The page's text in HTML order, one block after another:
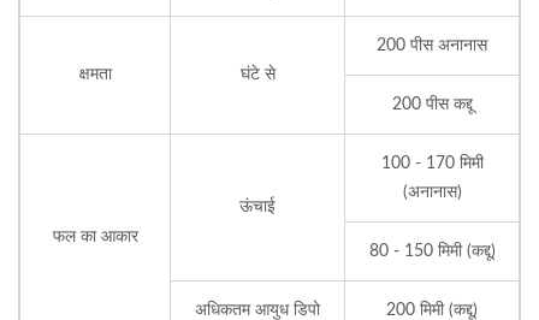
क्षमता घंटे से
200 पीस अनानास
200 पीस कद्दू
फल का आकार
ऊंचाई
100 - 170 मिमी
(अनानास)
80 - 150 मिमी (कद्दू)
अधिकतम आयुध डिपो 200 मिमी (कद्दू)